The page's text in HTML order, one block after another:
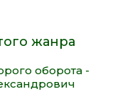
жанра
оборота -